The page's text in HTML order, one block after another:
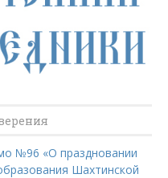
№96 «О праздновании
Шахтинской